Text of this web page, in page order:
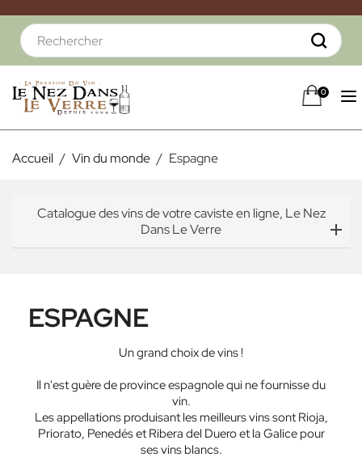
0
Accueil Vin du monde Espagne
Catalogue des vins de votre caviste en ligne, Le Nez
Dans Le Verre
ESPAGNE
Un grand choix de vins !
Il n'est guère de province espagnole qui ne fournisse du
vin.
Les appellations produisant les meilleurs vins sont Rioja,
Priorato, Penedés et Ribera del Duero et la Galice pour
ses vins blancs.